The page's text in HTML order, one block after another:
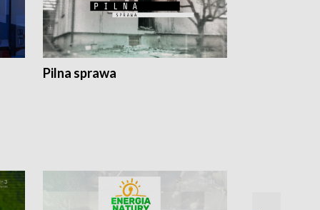
Pilna sprawa